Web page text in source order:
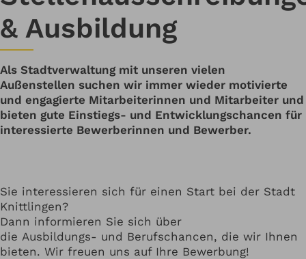
& Ausbildung
Als Stadtverwaltung mit unseren vielen
Außenstellen suchen wir immer wieder motivierte
und engagierte Mitarbeiterinnen und Mitarbeiter und
bieten gute Einstiegs- und Entwicklungschancen für
interessierte Bewerberinnen und Bewerber.
Sie interessieren sich für einen Start bei der Stadt
Knittlingen?
Dann informieren Sie sich über
die Ausbildungs- und Berufschancen, die wir Ihnen
bieten. Wir freuen uns auf Ihre Bewerbung!